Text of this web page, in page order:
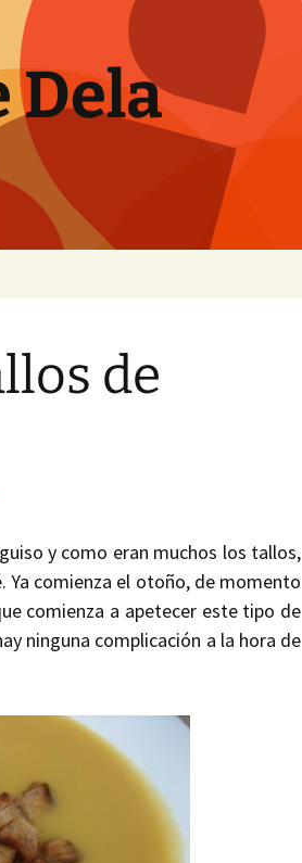
Dela
de
y como eran muchos los tallos,
Ya comienza el otoño, de momento
comienza a apetecer este tipo de
ninguna complicación a la hora de